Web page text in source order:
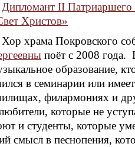
Дипломант II
Христов»
Хор храма Покровского
поёт с 2008 года.
образование,
в семинарии или
филармониях и
которые не
и студенты, которые
смысл в песнопения,